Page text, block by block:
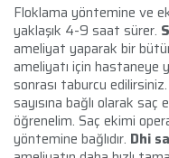
Floklama yöntemine ve
yaklaşık 4-9 saat sürer.
ameliyat yaparak bir
ameliyatı için hastaneye
sonrası taburcu
sayısına bağlı olarak
öğrenelim. Saç ekimi
yöntemine bağlıdır. Dhi